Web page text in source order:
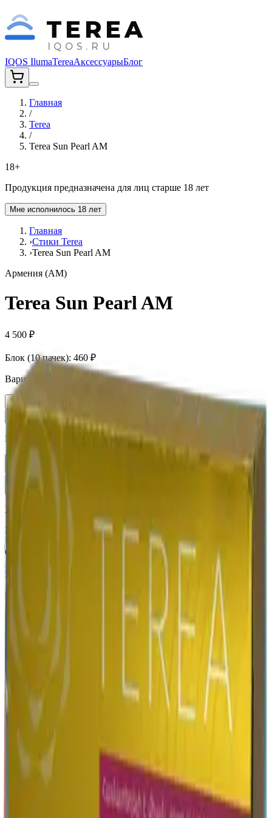
TEREA
IQOS.RU
IQOS IlumaTereaАксессуарыБлог
Главная
/
Terea
/
Terea Sun Pearl AM
18+
Продукция предназначена для лиц старше 18 лет
Мне исполнилось 18 лет
Главная
›Стики Terea
›Terea Sun Pearl AM
Армения (AM)
Terea Sun Pearl AM
4 500 ₽
Блок (10 пачек): 460 ₽
Вариант
Пачка
Блок × 104 500 ₽
Количество
Характеристики
Бренд
Страна
Крепость
Капсула
Вкусы
Табачный вкус, Фруктовый вкус, Ментол
TEREA Sun Pearl для IQOS ILUMA — стики с легким
табачным вкусом, нотами арбуза и ментоловым охлаждением.
Похожие товары
Блок×10